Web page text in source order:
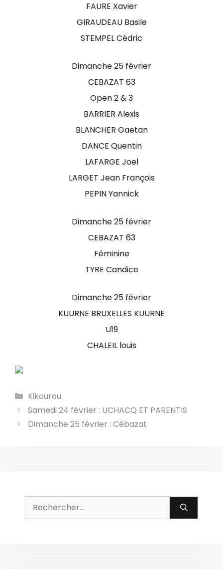
FAURE Xavier
GIRAUDEAU Basile
STEMPEL Cédric
Dimanche 25 février
CEBAZAT 63
Open 2 & 3
BARRIER Alexis
BLANCHER Gaetan
DANCE Quentin
LAFARGE Joel
LARGET Jean François
PEPIN Yannick
Dimanche 25 février
CEBAZAT 63
Féminine
TYRE Candice
Dimanche 25 février
KUURNE BRUXELLES KUURNE
U19
CHALEIL louis
Catégories
Kikourou
Samedi 24 février : UCHACQ ET PARENTIS
Dimanche 25 février : Cébazat
Rechercher :